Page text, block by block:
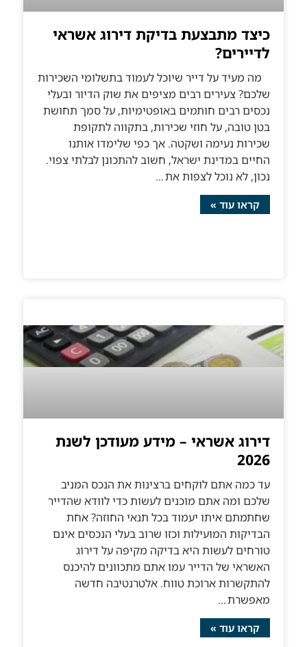
כיצד מתבצעת בדיקת דירוג אשראי
לדיירים?
מה מעיד על דייר שיוכל לעמוד בתשלומי השכירות
שלכם? צעירים רבים מציפים את שוק הדיור ובעלי
נכסים רבים חותמים באופטימיות, על סמך תחושת
בטן טובה, על חוזי שכירות, בתקווה לתקופת
שכירות נעימה ושקטה. אך כפי שלימדו אותנו
החיים במדינת ישראל, חשוב להתכונן לבלתי צפוי.
נכון, לא נוכל לצפות את
קראו עוד »
דירוג אשראי – מידע מעודכן לשנת
2026
עד כמה אתם לוקחים ברצינות את הנכס המניב
שלכם ומה אתם מוכנים לעשות כדי לוודא שהדייר
שחתמתם איתו יעמוד בכל תנאי החוזה? אחת
הבדיקות המועילות וכזו שרוב בעלי הנכסים אינם
טורחים לעשות היא בדיקה מקיפה על דירוג
האשראי של הדייר עמו אתם מתכוונים להיכנס
להתקשרות ארוכת טווח. אלטרנטיבה חדשה
מאפשרת
קראו עוד »